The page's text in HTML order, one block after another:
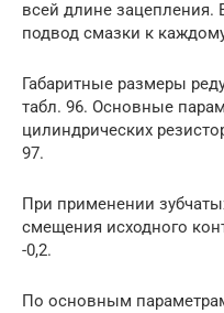
всей длине зацепления.
подвод смазки к
Габаритные размеры
табл. 96. Основные
цилиндрических
97.
При применении
смещения исходного
-0,2.
По основным